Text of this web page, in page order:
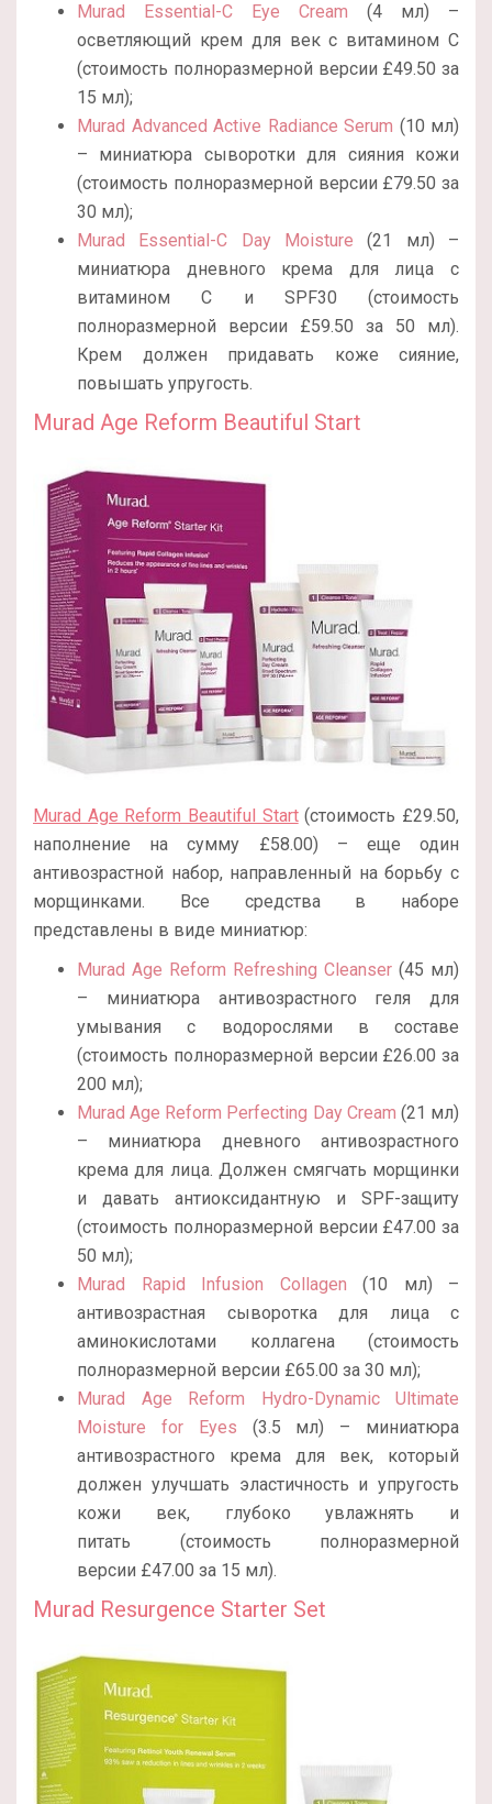
Murad Essential-C Eye Cream (4 мл) –
осветляющий крем для век с витамином С
(стоимость полноразмерной версии £49.50 за
15 мл);
Murad Advanced Active Radiance Serum (10 мл)
– миниатюра сыворотки для сияния кожи
(стоимость полноразмерной версии £79.50 за
30 мл);
Murad Essential-C Day Moisture (21 мл) –
миниатюра дневного крема для лица с
витамином С и SPF30 (стоимость
полноразмерной версии £59.50 за 50 мл).
Крем должен придавать коже сияние,
повышать упругость.
Murad Age Reform Beautiful Start
Murad Age Reform Beautiful Start(стоимость £29.50,
наполнение на сумму £58.00) – еще один
антивозрастной набор, направленный на борьбу с
морщинками. Все средства в наборе
представлены в виде миниатюр:
Murad Age Reform Refreshing Cleanser (45 мл)
– миниатюра антивозрастного геля для
умывания с водорослями в составе
(стоимость полноразмерной версии £26.00 за
200 мл);
Murad Age Reform Perfecting Day Cream (21 мл)
– миниатюра дневного антивозрастного
крема для лица. Должен смягчать морщинки
и давать антиоксидантную и SPF-защиту
(стоимость полноразмерной версии £47.00 за
50 мл);
Murad Rapid Infusion Collagen (10 мл) –
антивозрастная сыворотка для лица с
аминокислотами коллагена (стоимость
полноразмерной версии £65.00 за 30 мл);
Murad Age Reform Hydro-Dynamic Ultimate
Moisture for Eyes (3.5 мл) – миниатюра
антивозрастного крема для век, который
должен улучшать эластичность и упругость
кожи век, глубоко увлажнять и
питать (стоимость полноразмерной
версии £47.00 за 15 мл).
Murad Resurgence Starter Set